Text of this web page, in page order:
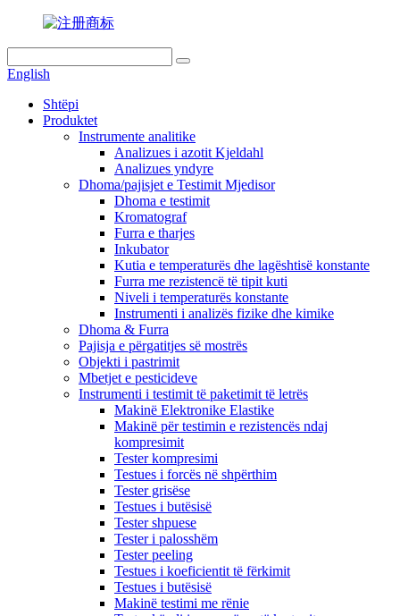
English
Shtëpi
Produktet
Instrumente analitike
Analizues i azotit Kjeldahl
Analizues yndyre
Dhoma/pajisjet e Testimit Mjedisor
Dhoma e testimit
Kromatograf
Furra e tharjes
Inkubator
Kutia e temperaturës dhe lagështisë konstante
Furra me rezistencë të tipit kuti
Niveli i temperaturës konstante
Instrumenti i analizës fizike dhe kimike
Dhoma & Furra
Pajisja e përgatitjes së mostrës
Objekti i pastrimit
Mbetjet e pesticideve
Instrumenti i testimit të paketimit të letrës
Makinë Elektronike Elastike
Makinë për testimin e rezistencës ndaj
kompresimit
Tester kompresimi
Testues i forcës në shpërthim
Tester grisëse
Testues i butësisë
Tester shpuese
Tester i palosshëm
Tester peeling
Testues i koeficientit të fërkimit
Testues i butësisë
Makinë testimi me rënie